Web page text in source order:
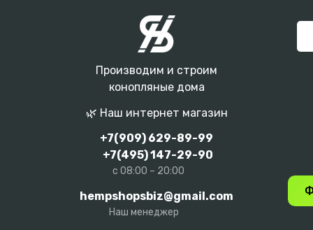
Производим и строим
конопляные дома
🌿 Наш интернет магазин
+7(909) 629-89-99
+7(495) 147-29-90
с 08:00 – 20:00
hempshopsbiz@gmail.com
Наш менеджер